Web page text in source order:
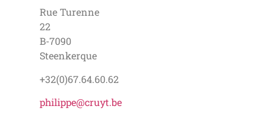
Rue Turenne
22
B-7090
Steenkerque
+32(0)67.64.60.62
philippe@cruyt.be